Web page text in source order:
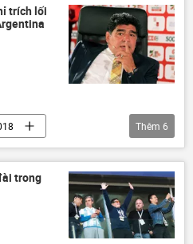
trích lối
2018
Thêm 6
trong